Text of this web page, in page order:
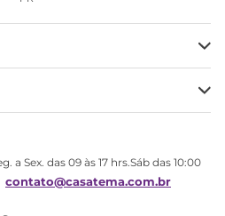
a Sex. das 09 às 17 hrs.Sáb das 10:00
contato@casatema.com.br